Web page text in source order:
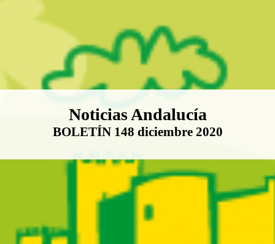
Boletín Noticias Andalucía
Noticias Andalucía
BOLETÍN 148 diciembre 2020